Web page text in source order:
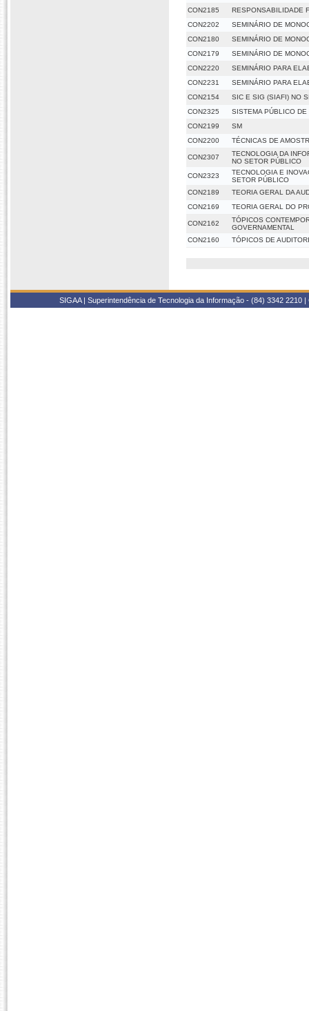
CON2185
RESPONSABILIDADE
CON2202
SEMINÁRIO DE
CON2180
SEMINÁRIO DE
CON2179
SEMINÁRIO DE
CON2220
SEMINÁRIO PARA
CON2231
SEMINÁRIO PARA
CON2154
SIC E SIG (SIAFI) NO
CON2325
SISTEMA PÚBLICO
CON2199
SM
CON2200
TÉCNICAS DE
CON2307
TECNOLOGIA DA
NO SETOR PÚBLICO
CON2323
TECNOLOGIA E
SETOR PÚBLICO
CON2189
TEORIA GERAL DA
CON2169
TEORIA GERAL DO
CON2162
TÓPICOS
GOVERNAMENTAL
CON2160
TÓPICOS DE
SIGAA | Superintendência de Tecnologia da Informação - (84) 3342